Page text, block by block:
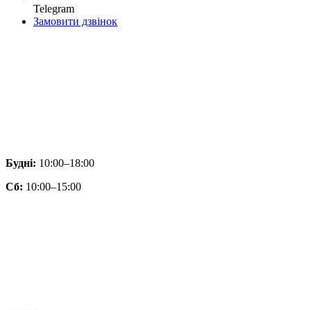
Telegram
Замовити дзвінок
Будні: 10:00–18:00
Сб: 10:00–15:00